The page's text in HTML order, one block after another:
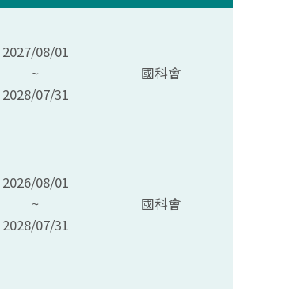
2027/08/01
~
2028/07/31
國科會
2026/08/01
~
2028/07/31
國科會